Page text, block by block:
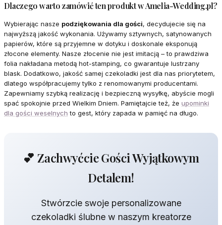
Dlaczego warto zamówić ten produkt w Amelia-Wedding.pl?
Wybierając nasze podziękowania dla gości, decydujecie się na
najwyższą jakość wykonania. Używamy sztywnych, satynowanych
papierów, które są przyjemne w dotyku i doskonale eksponują
złocone elementy. Nasze złocenie nie jest imitacją – to prawdziwa
folia nakładana metodą hot-stamping, co gwarantuje lustrzany
blask. Dodatkowo, jakość samej czekoladki jest dla nas priorytetem,
dlatego współpracujemy tylko z renomowanymi producentami.
Zapewniamy szybką realizację i bezpieczną wysyłkę, abyście mogli
spać spokojnie przed Wielkim Dniem. Pamiętajcie też, że upominki
dla gości weselnych to gest, który zapada w pamięć na długo.
💕 Zachwyćcie Gości Wyjątkowym
Detalem!
Stwórzcie swoje personalizowane
czekoladki ślubne w naszym kreatorze